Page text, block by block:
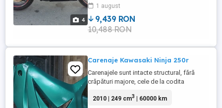
4
1 august
9,439 RON
10,488 RON
Carenaje Kawasaki Ninja 250r
Carenajele sunt intacte structural, fără
crăpături majore, cele de la codita
necesită o recondiționare totală din punct
2010 | 249 cm3 | 60000 km